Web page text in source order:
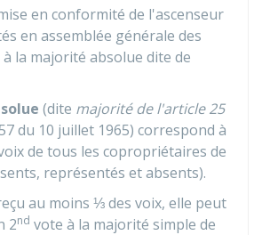
en conformité de l'ascenseur
en assemblée générale des
la majorité absolue dite de
(dite majorité de l'article 25
du 10 juillet 1965) correspond à
de tous les copropriétaires de
représentés et absents).
au moins ⅓ des voix, elle peut
2nd vote à la majorité simple de